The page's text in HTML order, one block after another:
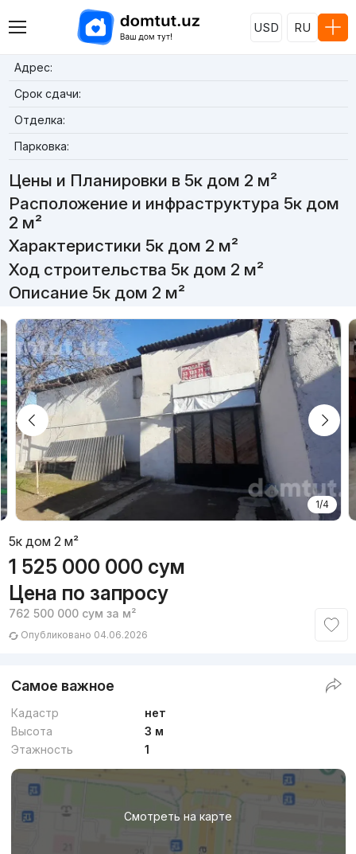
USD RU
Адрес:
Срок сдачи:
Отделка:
Парковка:
Цены и Планировки в 5к дом 2 м²
Расположение и инфраструктура 5к дом
2 м²
Характеристики 5к дом 2 м²
Ход строительства 5к дом 2 м²
Описание 5к дом 2 м²
1/4
5к дом 2 м²
1 525 000 000 сум
Цена по запросу
762 500 000 сум за м²
Опубликовано 04.06.2026
Самое важное
Кадастр
нет
Высота
3 м
Этажность
1
Смотреть на карте